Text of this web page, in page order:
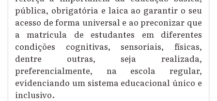
pública, obrigatória e laica ao garantir o seu
acesso de forma universal e ao preconizar que
a matrícula de estudantes em diferentes
condições cognitivas, sensoriais, físicas,
dentre outras, seja realizada,
preferencialmente, na escola regular,
evidenciando um sistema educacionalúnico e
inclusivo.